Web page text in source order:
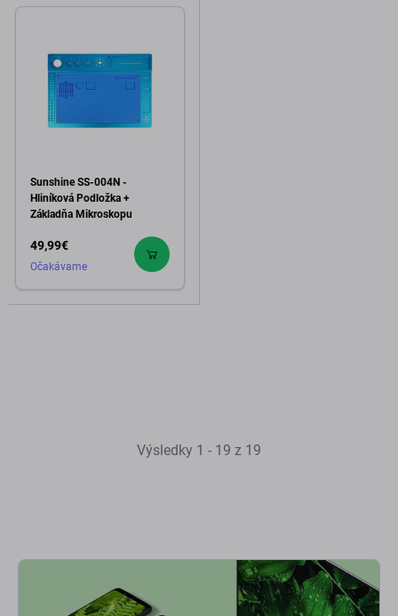
Sunshine SS-004N -
Hliníková Podložka +
Základňa Mikroskopu
49,99€
Očakávame
Výsledky 1 - 19 z 19